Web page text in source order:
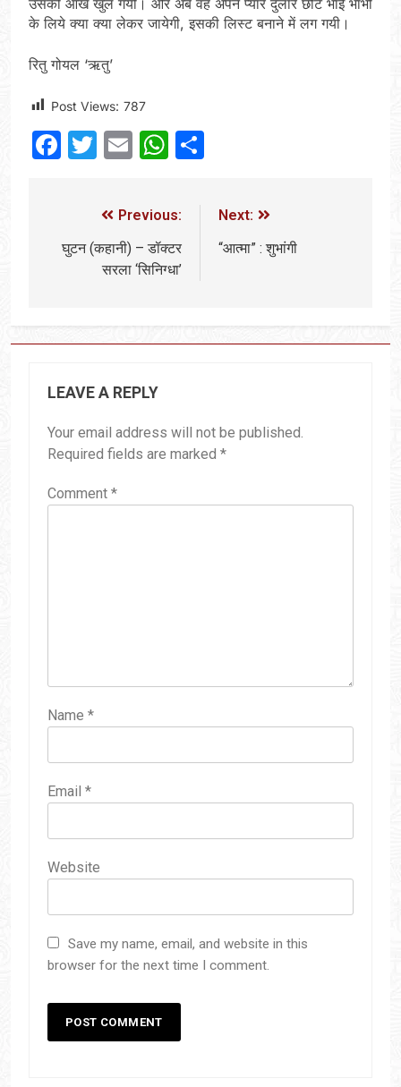
के लिये क्या क्या लेकर जायेगी, इसकी लिस्ट बनाने में लग गयी।
रितु गोयल ‘ऋतु’
Post Views: 787
Facebook
Twitter
EmailWhatsApp
Previous:
घुटन (कहानी) – डॉक्टर
सरला ‘सिनिग्धा’
Next:
“आत्मा” : शुभांगी
LEAVE A REPLY
Your email address will not be published.
Required fields are marked *
Comment *
Name *
Email *
Website
Save my name, email, and website in this
browser for the next time I comment.